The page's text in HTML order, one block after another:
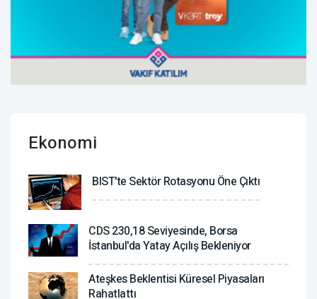
Ekonomi
BIST'te Sektör Rotasyonu Öne Çıktı
CDS 230,18 Seviyesinde, Borsa
İstanbul'da Yatay Açılış Bekleniyor
Ateşkes Beklentisi Küresel Piyasaları
Rahatlattı